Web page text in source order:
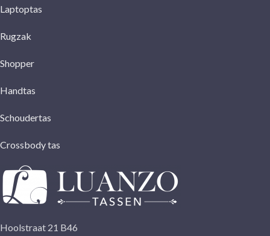
Laptoptas
Rugzak
Shopper
Handtas
Schoudertas
Crossbody tas
Hoolstraat 21 B46